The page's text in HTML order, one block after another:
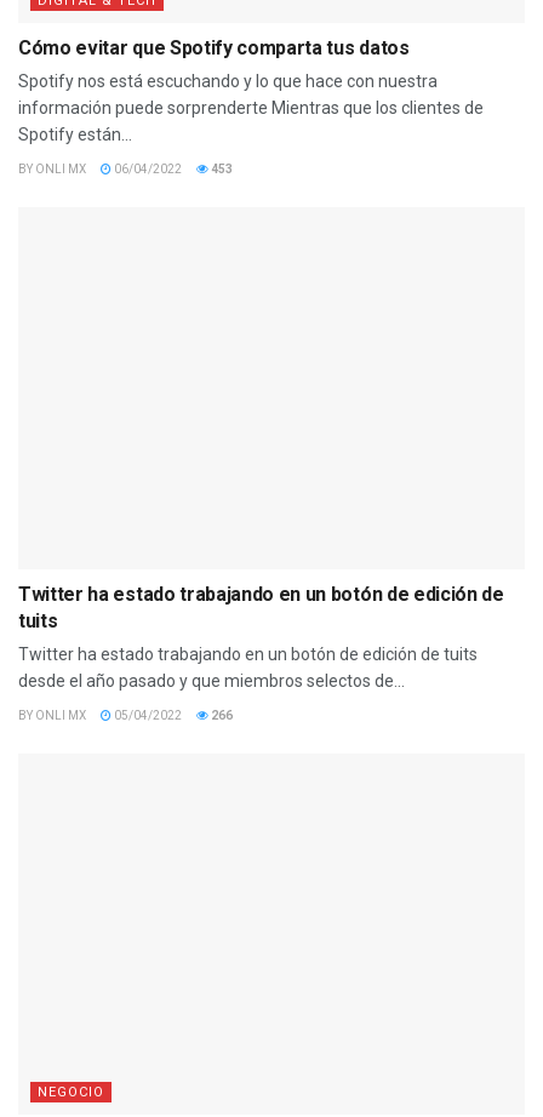
Cómo evitar que Spotify comparta tus datos
Spotify nos está escuchando y lo que hace con nuestra
información puede sorprenderte Mientras que los clientes de
Spotify están...
BY ONLI MX 06/04/2022 453
Twitter ha estado trabajando en un botón de edición de
tuits
Twitter ha estado trabajando en un botón de edición de tuits
desde el año pasado y que miembros selectos de...
BY ONLI MX 05/04/2022 266
NEGOCIO